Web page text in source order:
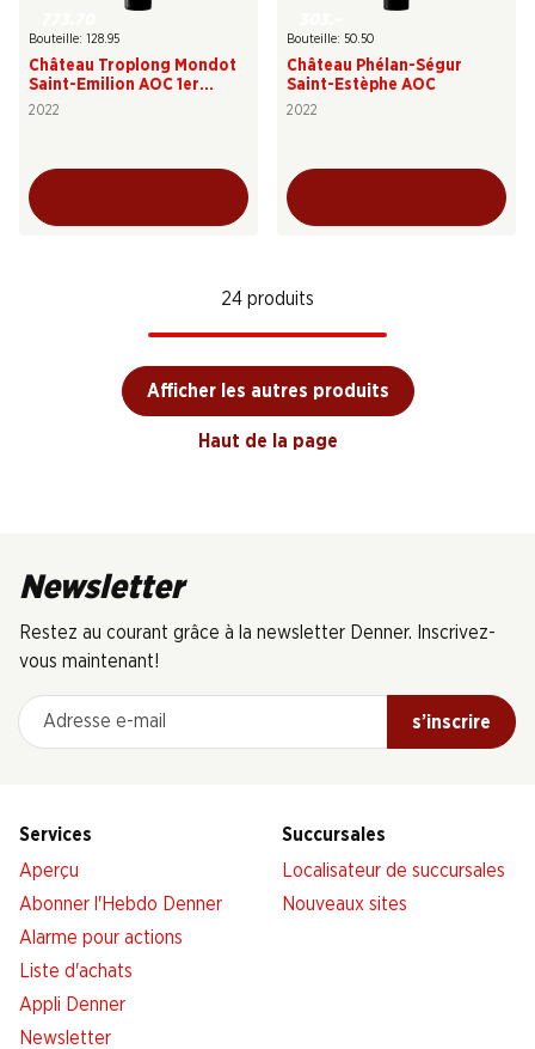
Bouteille: 128.95
Château Troplong Mondot
Saint-Emilion AOC 1er
Grand Cru classé "B"
2022
Bouteille: 50.50
Château Phélan-Ségur
Saint-Estèphe AOC
2022
24 produits
Afficher les autres produits
Haut de la page
Newsletter
Restez au courant grâce à la newsletter Denner. Inscrivez-
vous maintenant!
Adresse e-mail
s’inscrire
Services
Aperçu
Abonner l'Hebdo Denner
Alarme pour actions
Liste d'achats
Appli Denner
Newsletter
Succursales
Localisateur de succursales
Nouveaux sites